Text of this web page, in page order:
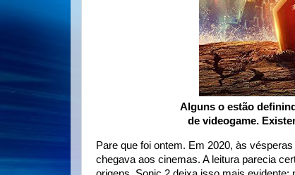
Alguns o estão
de videogame.
Pare que foi ontem. Em 2020, às
chegava aos cinemas. A leitura parecia